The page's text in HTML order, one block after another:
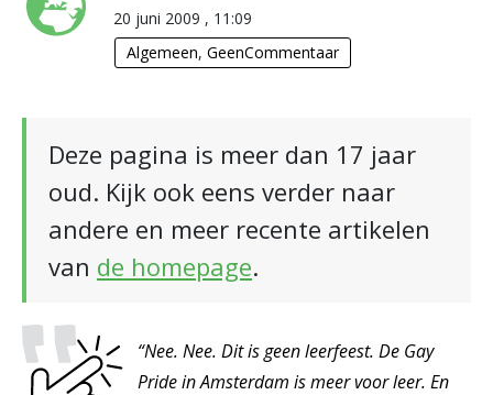
20 juni 2009 , 11:09
Algemeen,GeenCommentaar
Deze pagina is meer dan 17 jaar
oud. Kijk ook eens verder naar
andere en meer recente artikelen
van de homepage.
“Nee. Nee. Dit is geen leerfeest. De Gay
Pride in Amsterdam is meer voor leer. En